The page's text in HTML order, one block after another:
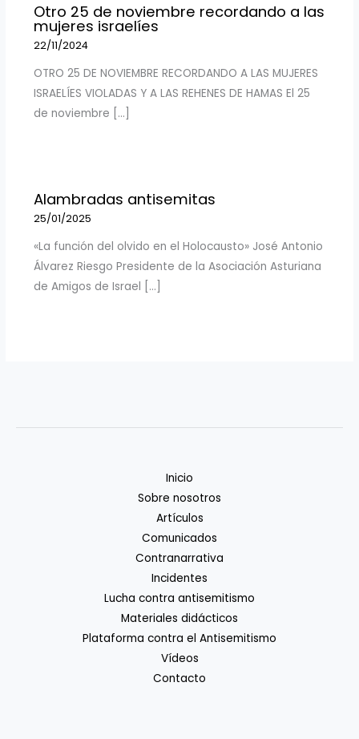
Otro 25 de noviembre recordando a las
mujeres israelíes
22/11/2024
OTRO 25 DE NOVIEMBRE RECORDANDO A LAS MUJERES
ISRAELÍES VIOLADAS Y A LAS REHENES DE HAMAS El 25
de noviembre […]
Alambradas antisemitas
25/01/2025
«La función del olvido en el Holocausto» José Antonio
Álvarez Riesgo Presidente de la Asociación Asturiana
de Amigos de Israel […]
Inicio
Sobre nosotros
Artículos
Comunicados
Contranarrativa
Incidentes
Lucha contra antisemitismo
Materiales didácticos
Plataforma contra el Antisemitismo
Vídeos
Contacto